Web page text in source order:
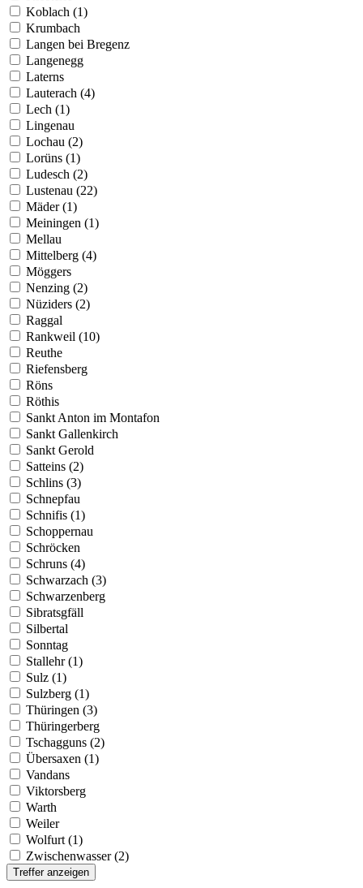
Koblach (1)
Krumbach
Langen bei Bregenz
Langenegg
Laterns
Lauterach (4)
Lech (1)
Lingenau
Lochau (2)
Lorüns (1)
Ludesch (2)
Lustenau (22)
Mäder (1)
Meiningen (1)
Mellau
Mittelberg (4)
Möggers
Nenzing (2)
Nüziders (2)
Raggal
Rankweil (10)
Reuthe
Riefensberg
Röns
Röthis
Sankt Anton im Montafon
Sankt Gallenkirch
Sankt Gerold
Satteins (2)
Schlins (3)
Schnepfau
Schnifis (1)
Schoppernau
Schröcken
Schruns (4)
Schwarzach (3)
Schwarzenberg
Sibratsgfäll
Silbertal
Sonntag
Stallehr (1)
Sulz (1)
Sulzberg (1)
Thüringen (3)
Thüringerberg
Tschagguns (2)
Übersaxen (1)
Vandans
Viktorsberg
Warth
Weiler
Wolfurt (1)
Zwischenwasser (2)
Treffer anzeigen